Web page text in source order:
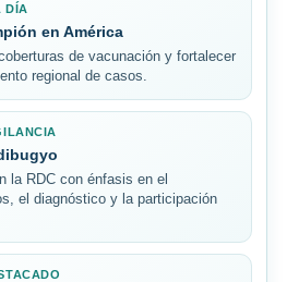
DÍA
en América
de vacunación y fortalecer
regional de casos.
la RDC con énfasis en el
el diagnóstico y la participación